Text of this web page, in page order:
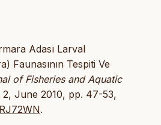
Adası Larval
Faunasının Tespiti Ve
of Fisheries and Aquatic
2, June 2010, pp. 47-53,
.